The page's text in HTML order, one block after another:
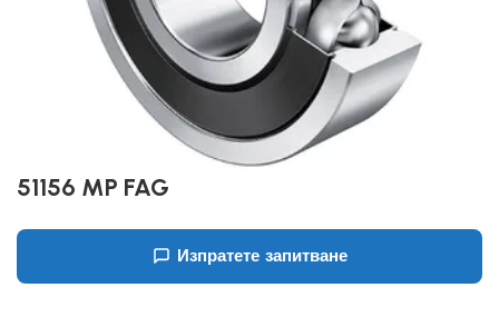
51156 MP FAG
Изпратете запитване